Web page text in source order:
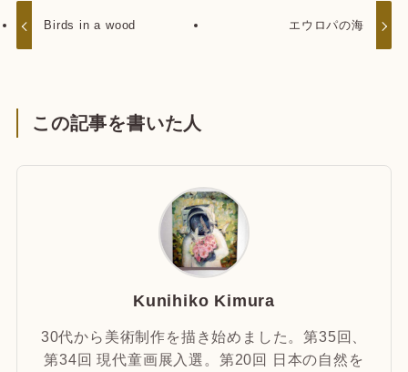
Birds in a wood エウロパの海
この記事を書いた人
Kunihiko Kimura
30代から美術制作を描き始めました。第35回、
第34回 現代童画展入選。第20回 日本の自然を